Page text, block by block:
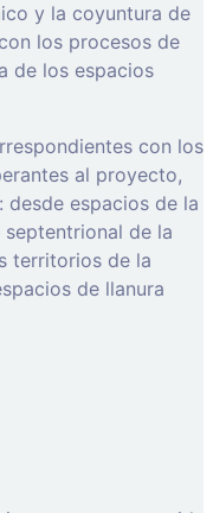
y la coyuntura de
los procesos de
de los espacios
con los
al proyecto,
espacios de la
de la
territorios de la
de llanura